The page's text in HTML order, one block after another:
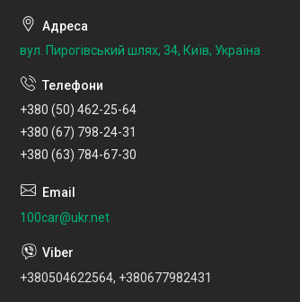
вул. Пирогівський шлях, 34, Київ, Україна
+380 (50) 462-25-64
+380 (67) 798-24-31
+380 (63) 784-67-30
100car@ukr.net
+380504622564, +380677982431